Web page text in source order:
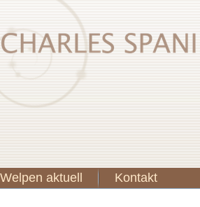
Welpen aktuell Kontakt